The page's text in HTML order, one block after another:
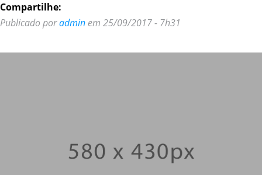
Compartilhe:
Publicado poradmin em 25/09/2017 - 7h31